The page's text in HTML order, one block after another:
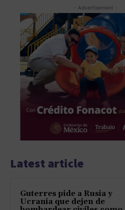
- Advertisement -
Latest article
Guterres pide a Rusia y
Ucrania que dejen de